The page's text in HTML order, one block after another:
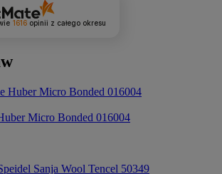
1616opinii z całego okresu
Micro Bonded 016004